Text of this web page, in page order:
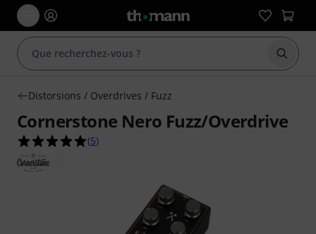
Distorsions / Overdrives / Fuzz
Cornerstone Nero Fuzz/Overdrive
5.0 étoiles sur 5 d'après 5 évaluations clients
(5)